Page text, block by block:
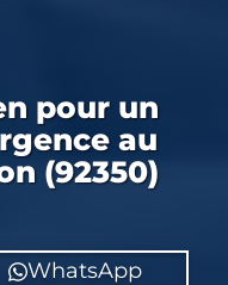
pour un
au
(92350)
WhatsApp